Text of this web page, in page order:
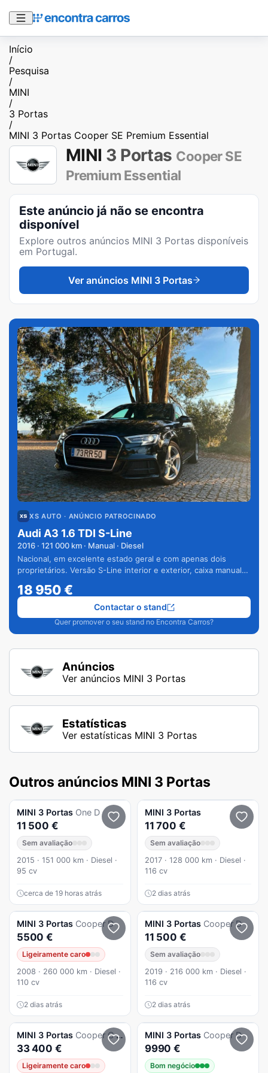
Início
/
Pesquisa
/
MINI
/
3 Portas
/
MINI 3 Portas Cooper SE Premium Essential
MINI 3 Portas Cooper SE
Premium Essential
Este anúncio já não se encontra
disponível
Explore outros anúncios MINI 3 Portas disponíveis
em Portugal.
Ver anúncios MINI 3 Portas
XS AUTO · ANÚNCIO PATROCINADO
Audi A3 1.6 TDI S-Line
2016 · 121 000 km · Manual · Diesel
Nacional, em excelente estado geral e com apenas dois
proprietários. Versão S-Line interior e exterior, caixa manual
18 950€
Quer promover o seu stand no Encontra Carros?
Contactar o stand
Anúncios
Ver anúncios MINI 3 Portas
Estatísticas
Ver estatísticas MINI 3 Portas
Outros anúncios MINI 3 Portas
MINI 3 Portas One D
11 500 €
Sem avaliação
2015 · 151 000 km · Diesel ·
95 cv
cerca de 19 horas atrás
MINI 3 Portas
11 700 €
Sem avaliação
2017 · 128 000 km · Diesel ·
116 cv
2 dias atrás
MINI 3 Portas Cooper D
5500 €
Ligeiramente caro
2008 · 260 000 km · Diesel ·
110 cv
2 dias atrás
MINI 3 Portas Cooper D
11 500 €
Sem avaliação
2019 · 216 000 km · Diesel ·
116 cv
2 dias atrás
MINI 3 Portas Cooper C Classic M
33 400 €
Ligeiramente caro
MINI 3 Portas Cooper D
9990 €
Bom negócio